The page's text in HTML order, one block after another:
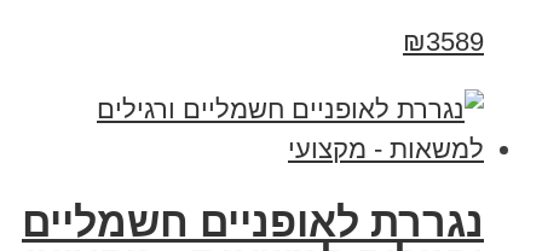
₪3589
נגררת לאופניים חשמליים